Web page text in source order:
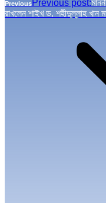
PreviousPrevious post:
রাখলেন শাইখ ড. শহীদুল্লাহ খান